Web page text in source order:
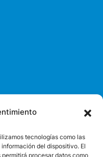
tecnologías como las
del dispositivo. El
procesar datos como